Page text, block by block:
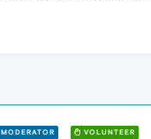
MODERATOR VOLUNTEER